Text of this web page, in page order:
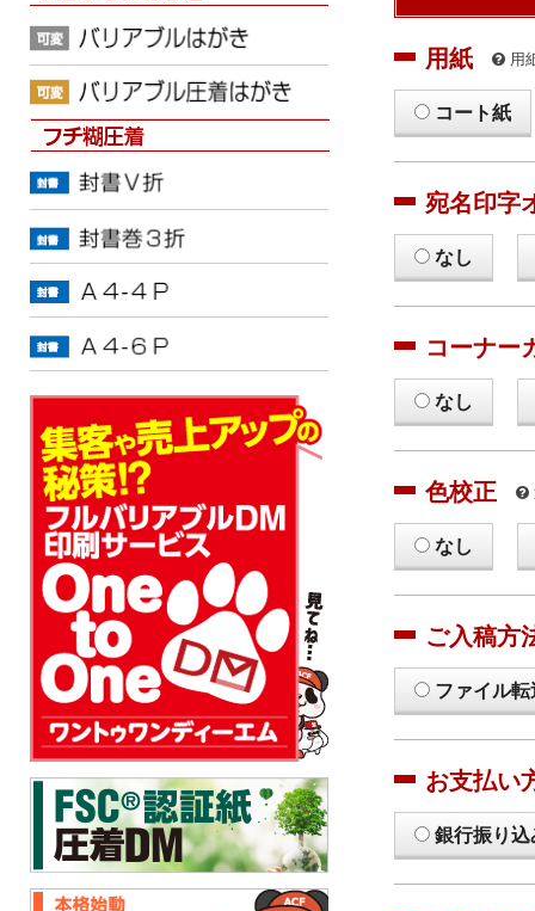
用紙 用
コート紙
宛名印字
なし
コーナー
なし
色校正
なし
ご入稿方
ファイル
お支払い
銀行振り込